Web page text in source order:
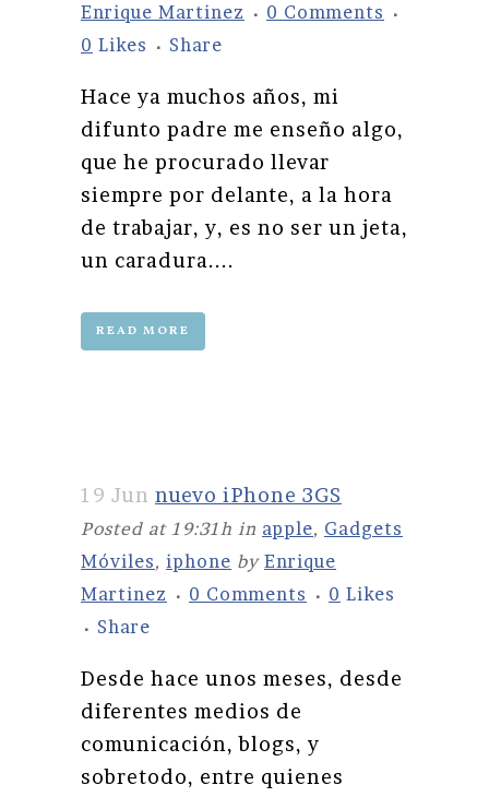
Enrique Martinez
0 Comments
0 Likes Share
Hace ya muchos años, mi
difunto padre me enseño algo,
que he procurado llevar
siempre por delante, a la hora
de trabajar, y, es no ser un jeta,
un caradura....
READ MORE
19 Jun nuevo iPhone 3GS
Posted at 19:31h in apple, Gadgets
Móviles, iphone by Enrique
Martinez
0 Comments 0 Likes
Share
Desde hace unos meses, desde
diferentes medios de
comunicación, blogs, y
sobretodo, entre quienes